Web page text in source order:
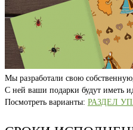
Мы разработали свою
С ней ваши подарки будут иметь
Посмотреть варианты: РАЗДЕЛ